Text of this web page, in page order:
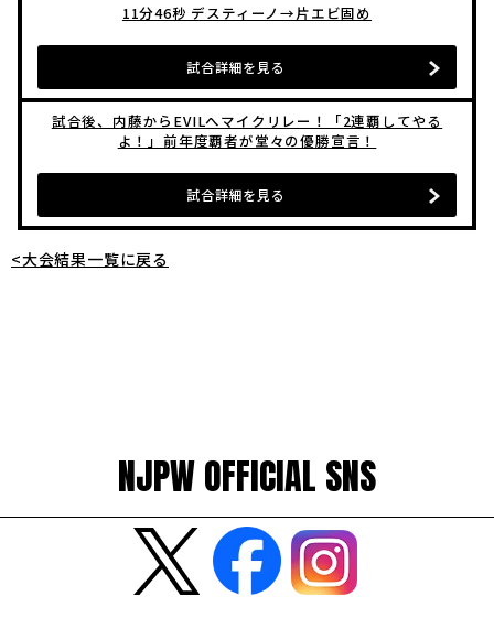
11分46秒 デスティーノ→片エビ固め
試合詳細を見る
試合後、内藤からEVILへマイクリレー！「2連覇してやる
よ！」前年度覇者が堂々の優勝宣言！
試合詳細を見る
<大会結果一覧に戻る
NJPW OFFICIAL SNS